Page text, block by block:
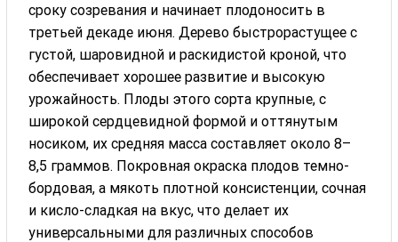
сроку созревания и начинает плодоносить в
третьей декаде июня. Дерево быстрорастущее с
густой, шаровидной и раскидистой кроной, что
обеспечивает хорошее развитие и высокую
урожайность. Плоды этого сорта крупные, с
широкой сердцевидной формой и оттянутым
носиком, их средняя масса составляет около 8–
8,5 граммов. Покровная окраска плодов темно-
бордовая, а мякоть плотной консистенции, сочная
и кисло-сладкая на вкус, что делает их
универсальными для различных способов